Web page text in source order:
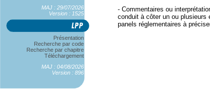
MAJ : 29/07/2026
Version : 1525
Présentation
Recherche par code
Recherche par chapitre
Téléchargement
MAJ : 04/08/2026
Version : 896
- Commentaires ou
conduit à côter un ou
panels réglementaires à